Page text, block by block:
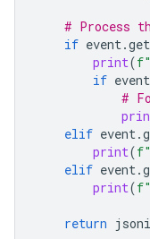
# Process
if event.get
print(f
if event
#
elif event.
print(f
elif event.
print(f
return